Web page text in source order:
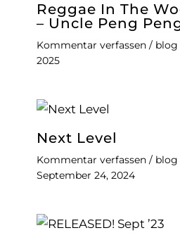
Reggae In The
– Uncle Peng
Kommentar verfassen / blog
2025
Next Level
Kommentar verfassen / blog
September 24, 2024